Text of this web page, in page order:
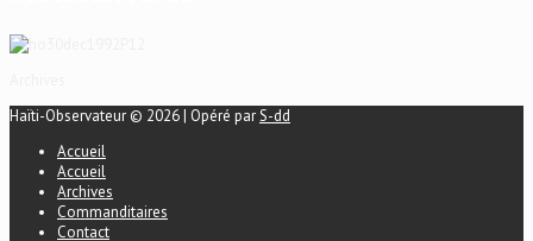
Haïti-Observateur © 2026 | Opéré parS-dd
Accueil
Accueil
Archives
Commanditaires
Contact